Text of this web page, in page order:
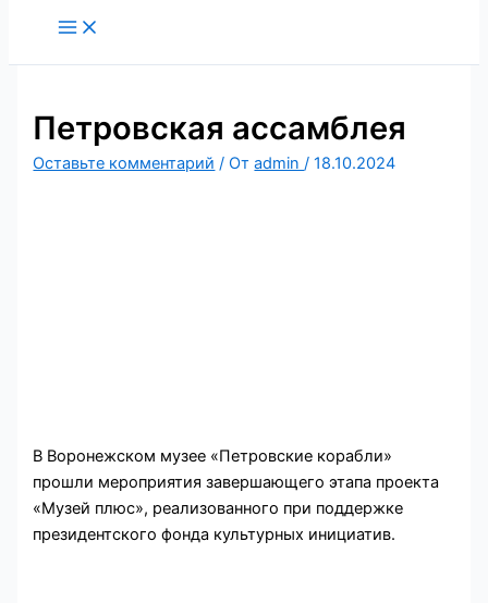
Петровская ассамблея
Оставьте комментарий / Отadmin/18.10.2024
В Воронежском музее «Петровские корабли»
прошли мероприятия завершающего этапа проекта
«Музей плюс», реализованного при поддержке
президентского фонда культурных инициатив.